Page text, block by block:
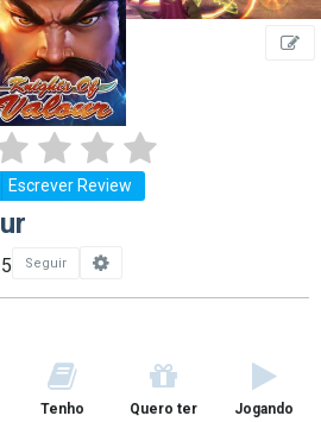
Escrever Review
Seguir
Tenho Quero ter Jogando